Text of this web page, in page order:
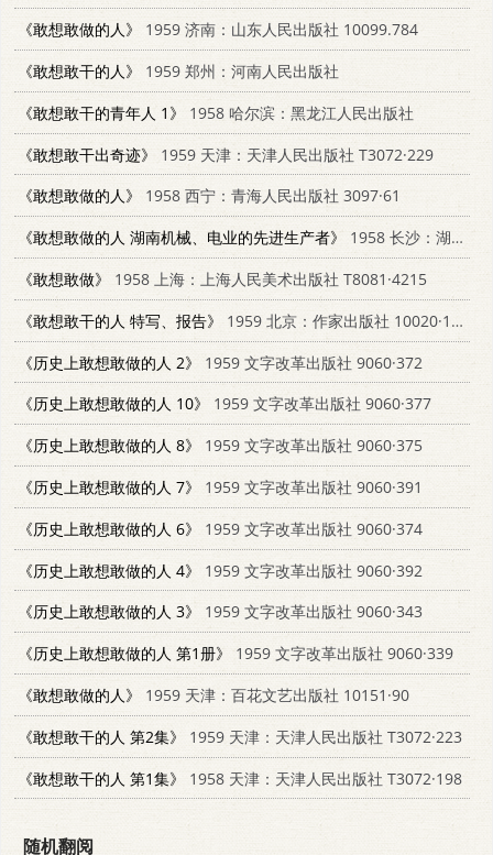
《敢想敢做的人》
1959 济南：山东人民出版社 10099.784
《敢想敢干的人》
1959 郑州：河南人民出版社
《敢想敢干的青年人 1》
1958 哈尔滨：黑龙江人民出版社
《敢想敢干出奇迹》
1959 天津：天津人民出版社 T3072·229
《敢想敢做的人》
1958 西宁：青海人民出版社 3097·61
《敢想敢做的人 湖南机械、电业的先进生产者》
1958 长沙：湖南人民出版社 11109·47
《敢想敢做》
1958 上海：上海人民美术出版社 T8081·4215
《敢想敢干的人 特写、报告》
1959 北京：作家出版社 10020·1346
《历史上敢想敢做的人 2》
1959 文字改革出版社 9060·372
《历史上敢想敢做的人 10》
1959 文字改革出版社 9060·377
《历史上敢想敢做的人 8》
1959 文字改革出版社 9060·375
《历史上敢想敢做的人 7》
1959 文字改革出版社 9060·391
《历史上敢想敢做的人 6》
1959 文字改革出版社 9060·374
《历史上敢想敢做的人 4》
1959 文字改革出版社 9060·392
《历史上敢想敢做的人 3》
1959 文字改革出版社 9060·343
《历史上敢想敢做的人 第1册》
1959 文字改革出版社 9060·339
《敢想敢做的人》
1959 天津：百花文艺出版社 10151·90
《敢想敢干的人 第2集》
1959 天津：天津人民出版社 T3072·223
《敢想敢干的人 第1集》
1958 天津：天津人民出版社 T3072·198
随机翻阅